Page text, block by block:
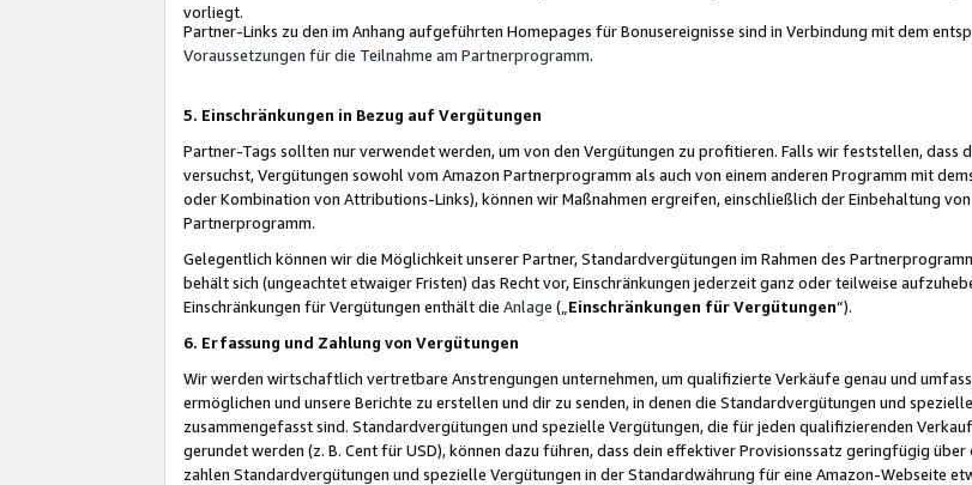
vorliegt.
Partner-Links zu den im Anhang aufgeführten Homepages für Bonusereignisse sind in Verbindung mit dem
Voraussetzungen für die Teilnahme am Partnerprogramm.
5. Einschränkungen in Bezug auf Vergütungen
Partner-Tags sollten nur verwendet werden, um von den Vergütungen zu profitieren. Falls wir feststellen, dass
versuchst, Vergütungen sowohl vom Amazon Partnerprogramm als auch von einem anderen Programm mit
oder Kombination von Attributions-Links), können wir Maßnahmen ergreifen, einschließlich der Einbehaltung
Partnerprogramm.
Gelegentlich können wir die Möglichkeit unserer Partner, Standardvergütungen im Rahmen des
behält sich (ungeachtet etwaiger Fristen) das Recht vor, Einschränkungen jederzeit ganz oder teilweise
Einschränkungen für Vergütungen enthält die Anlage („ Einschränkungen für Vergütungen“).
6. Erfassung und Zahlung von Vergütungen
Wir werden wirtschaftlich vertretbare Anstrengungen unternehmen, um qualifizierte Verkäufe genau und
ermöglichen und unsere Berichte zu erstellen und dir zu senden, in denen die Standardvergütungen und
zusammengefasst sind. Standardvergütungen und spezielle Vergütungen, die für jeden qualifizierenden
gerundet werden (z. B. Cent für USD), können dazu führen, dass dein effektiver Provisionssatz geringfügig
zahlen Standardvergütungen und spezielle Vergütungen in der Standardwährung für eine Amazon-Webseite